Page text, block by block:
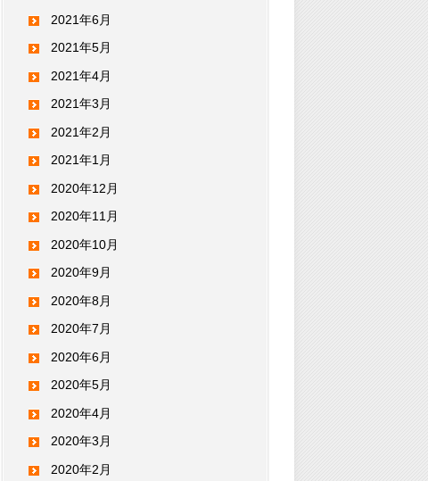
2021年6月
2021年5月
2021年4月
2021年3月
2021年2月
2021年1月
2020年12月
2020年11月
2020年10月
2020年9月
2020年8月
2020年7月
2020年6月
2020年5月
2020年4月
2020年3月
2020年2月